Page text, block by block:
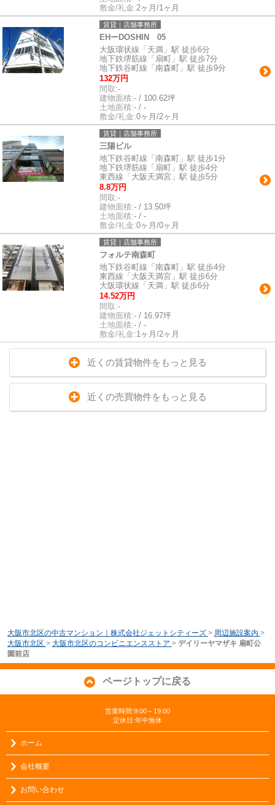
敷金/礼金:2ヶ月/1ヶ月
賃貸｜店舗事務所
EHーDOSHIN 05
大阪環状線「天満」駅 徒歩6分
地下鉄堺筋線「扇町」駅 徒歩7分
地下鉄谷町線「南森町」駅 徒歩9分
132万円
間取:-
建物面積:- / 100.62坪
土地面積:- / -
敷金/礼金:0ヶ月/2ヶ月
賃貸｜店舗事務所
三陽ビル
地下鉄谷町線「南森町」駅 徒歩1分
地下鉄堺筋線「扇町」駅 徒歩4分
東西線「大阪天満宮」駅 徒歩5分
8.8万円
間取:-
建物面積:- / 13.50坪
土地面積:- / -
敷金/礼金:0ヶ月/0ヶ月
賃貸｜店舗事務所
フォルテ南森町
地下鉄谷町線「南森町」駅 徒歩4分
東西線「大阪天満宮」駅 徒歩6分
大阪環状線「天満」駅 徒歩6分
14.52万円
間取:-
建物面積:- / 16.97坪
土地面積:- / -
敷金/礼金:1ヶ月/2ヶ月
近くの賃貸物件をもっと見る
近くの売買物件をもっと見る
大阪市北区の中古マンション｜株式会社ジェットシティーズ > 周辺施設案内 >
大阪市北区 > 大阪市北区のコンビニエンスストア > デイリーヤマザキ 扇町公
園前店
ページトップに戻る
営業時間:9:00～19:00
定休日:年中無休
ホーム
会社概要
お問い合わせ